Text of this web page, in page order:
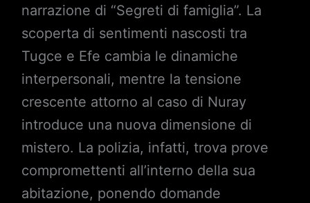
narrazione di “Segreti di famiglia”. La
scoperta di sentimenti nascosti tra
Tugce e Efe cambia le dinamiche
interpersonali, mentre la tensione
crescente attorno al caso di Nuray
introduce una nuova dimensione di
mistero. La polizia, infatti, trova prove
compromettenti all’interno della sua
abitazione, ponendo domande